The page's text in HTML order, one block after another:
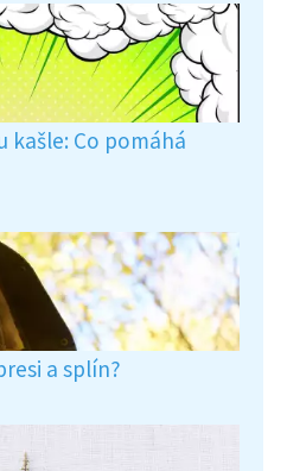
kašle: Co pomáhá
a splín?